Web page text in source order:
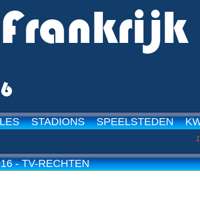
- TV-RECHTEN
STADIONS SPEELSTEDEN
15-05-